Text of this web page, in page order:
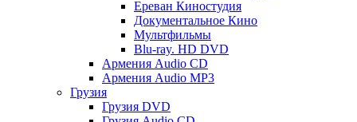
Ереван Киностудия
Документальное Кино
Мультфильмы
Blu-ray. HD DVD
Армения Audio CD
Армения Audio MP3
Грузия
Грузия DVD